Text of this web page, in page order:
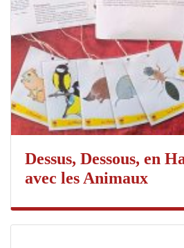
Dessus, Dessous, en
avec les Animaux